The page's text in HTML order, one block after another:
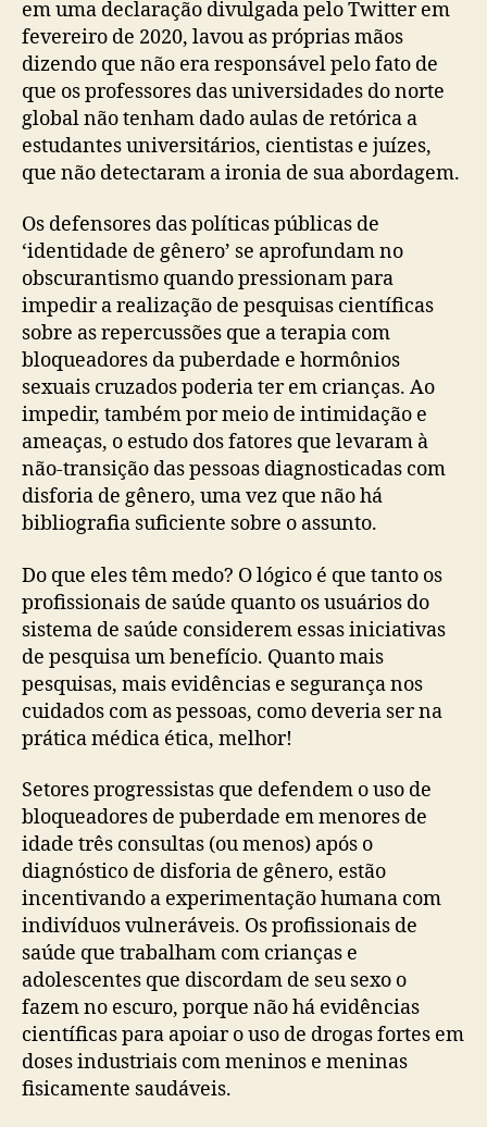
em uma declaração divulgada pelo Twitter em
fevereiro de 2020, lavou as próprias mãos
dizendo que não era responsável pelo fato de
que os professores das universidades do norte
global não tenham dado aulas de retórica a
estudantes universitários, cientistas e juízes,
que não detectaram a ironia de sua abordagem.
Os defensores das políticas públicas de
‘identidade de gênero’ se aprofundam no
obscurantismo quando pressionam para
impedir a realização de pesquisas científicas
sobre as repercussões que a terapia com
bloqueadores da puberdade e hormônios
sexuais cruzados poderia ter em crianças. Ao
impedir, também por meio de intimidação e
ameaças, o estudo dos fatores que levaram à
não-transição das pessoas diagnosticadas com
disforia de gênero, uma vez que não há
bibliografia suficiente sobre o assunto.
Do que eles têm medo? O lógico é que tanto os
profissionais de saúde quanto os usuários do
sistema de saúde considerem essas iniciativas
de pesquisa um benefício. Quanto mais
pesquisas, mais evidências e segurança nos
cuidados com as pessoas, como deveria ser na
prática médica ética, melhor!
Setores progressistas que defendem o uso de
bloqueadores de puberdade em menores de
idade três consultas (ou menos) após o
diagnóstico de disforia de gênero, estão
incentivando a experimentação humana com
indivíduos vulneráveis. Os profissionais de
saúde que trabalham com crianças e
adolescentes que discordam de seu sexo o
fazem no escuro, porque não há evidências
científicas para apoiar o uso de drogas fortes em
doses industriais com meninos e meninas
fisicamente saudáveis.